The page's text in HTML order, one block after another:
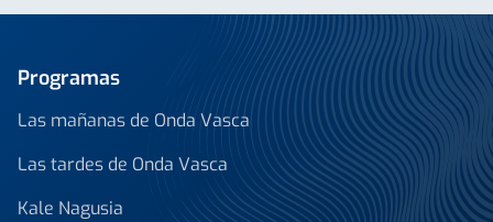
Programas
Las mañanas de Onda Vasca
Las tardes de Onda Vasca
Kale Nagusia